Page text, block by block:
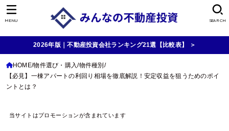
SEARCH
MENU
2026年版｜不動産投資会社ランキング21選【比較表】 ＞
HOME 物件選び・購入 物件種別
【必見】一棟アパートの利回り相場を徹底解説！安定収益を狙うためのポイ
ントとは？
当サイトはプロモーションが含まれています